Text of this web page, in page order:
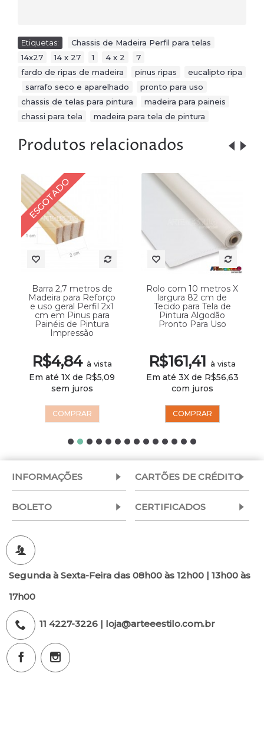
Etiquetas: Chassis de Madeira Perfil para telas
14x27
14 x 27 1 4 x 2 7
fardo de ripas de madeira
pinus ripas
eucalipto ripa
sarrafo seco e aparelhado pronto para uso
chassis de telas para pintura
madeira para paineis
chassi para tela
madeira para tela de pintura
Produtos relacionados
ESGOTADO
Barra 2,7 metros de
Madeira para Reforço
e uso geral Perfil 2x1
cm em Pinus para
Painéis de Pintura
Impressão
R$4,84 à vista
Em até 1X de R$5,09
sem juros
COMPRAR
Rolo com 10 metros X
largura 82 cm de
Tecido para Tela de
Pintura Algodão
Pronto Para Uso
R$161,41 à vista
Em até 3X de R$56,63
com juros
COMPRAR
INFORMAÇÕES CARTÕES DE CRÉDITO
BOLETO CERTIFICADOS
Segunda à Sexta-Feira das 08h00 às 12h00 | 13h00 às
17h00
11 4227-3226 | loja@arteeestilo.com.br